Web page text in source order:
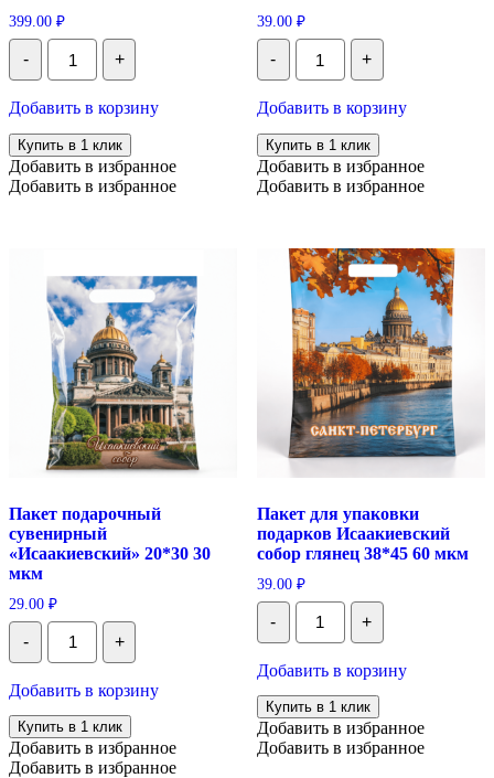
399.00 ₽
-
Количество
Сумка
шоппер
"Санкт-
Петербург"
чёрная
35*40,
1
+
Добавить в корзину
Купить в 1 клик
Добавить в избранное
Добавить в избранное
39.00 ₽
-
Количество
Пакет
для
подарков
"В
Петербург
по
любви!
мкм
+
Добавить в корзину
Купить в 1 клик
Добавить в избранное
Добавить в избранное
Пакет подарочный
сувенирный
«Исаакиевский» 20*30 30
мкм
29.00 ₽
-
Количество
Пакет
подарочный
"Исаакиевский"
20*30
30
мкм
+
Добавить в корзину
Купить в 1 клик
Добавить в избранное
Добавить в избранное
Пакет для упаковки
подарков Исаакиевский
собор глянец 38*45 60 мкм
39.00 ₽
-
Количество
Пакет
для
подарков
Исаакиевский
собор
глянец
38*45
+
Добавить в корзину
Купить в 1 клик
Добавить в избранное
Добавить в избранное